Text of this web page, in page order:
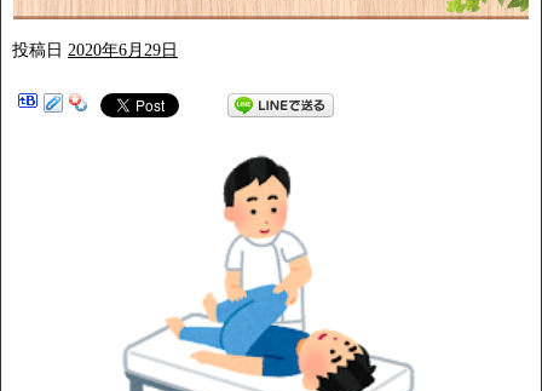
投稿日 2020年6月29日